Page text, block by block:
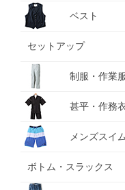
ベスト
セットアップ
制服・作業
甚平・作務
メンズスイ
ボトム・スラックス